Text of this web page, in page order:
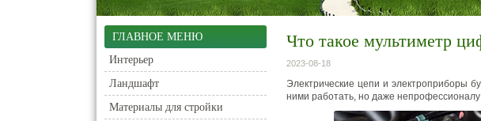
ГЛАВНОЕ МЕНЮ
Интерьер
Ландшафт
Материалы для стройки
Что такое мультиметр
2023-08-18
Электрические цепи и электроприборы
ними работать, но даже